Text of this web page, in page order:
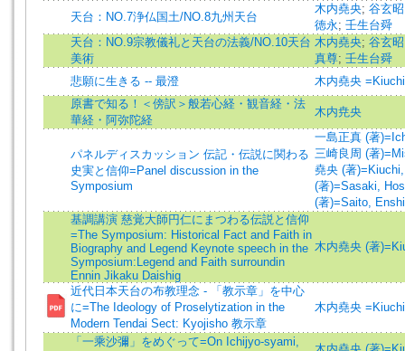
天台：NO.7浄仏国土/NO.8九州天台
木内堯央; 谷玄昭
徳永; 壬生台舜
天台：NO.9宗教儀礼と天台の法義/NO.10天台
美術
木内堯央; 谷玄昭
真尊; 壬生台舜
悲願に生きる -- 最澄
木内堯央
原書で知る！＜傍訳＞般若心経・観音経・法
華経・阿弥陀経
木内尭央
パネルディスカッション 伝記・伝説に関わる
史実と信仰=Panel discussion in the
Symposium
一島正真 (著
三崎良周 (著
堯央 (著
(著)=Sasaki,
(著)=Saito,
基調講演 慈覚大師円仁にまつわる伝説と信仰
=The Symposium: Historical Fact and Faith in
Biography and Legend Keynote speech in the
Symposium:Legend and Faith surroundin
Ennin Jikaku Daishig
木内堯央 (著
近代日本天台の布教理念 - 「教示章」を中心
に=The Ideology of Proselytization in the
Modern Tendai Sect: Kyojisho 教示章
木内堯央
「一乘沙彌」をめぐって=On Ichijyo-syami,